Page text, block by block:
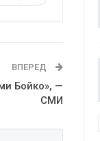
ВПЕРЕД
Бойко», —
СМИ